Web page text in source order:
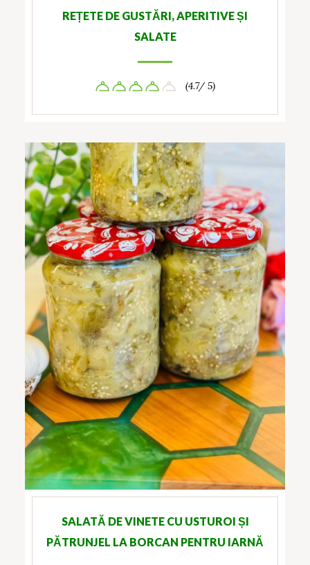
REȚETE DE GUSTĂRI, APERITIVE ȘI
SALATE
(4.7/ 5)
SALATĂ DE VINETE CU USTUROI ȘI
PĂTRUNJEL LA BORCAN PENTRU IARNĂ